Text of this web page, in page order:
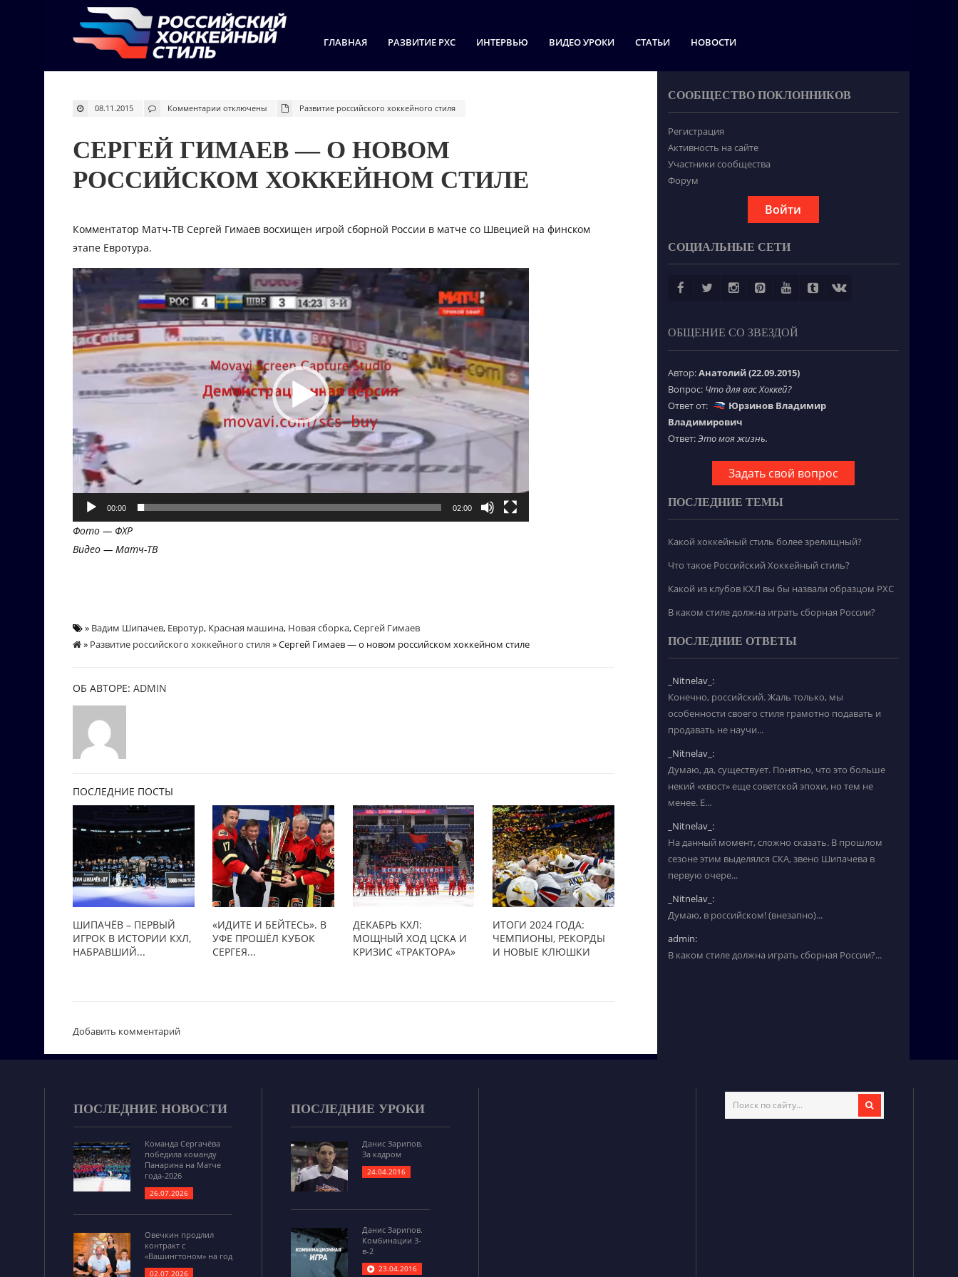
ГЛАВНАЯ РАЗВИТИЕ РХС ИНТЕРВЬЮ ВИДЕО УРОКИ СТАТЬИ НОВОСТИ
08.11.2015 Комментарии к
о
новом
хоккейном
стиле
отключены Развитие российского хоккейного стиля
СЕРГЕЙ ГИМАЕВ — О НОВОМ
РОССИЙСКОМ ХОККЕЙНОМ СТИЛЕ
Комментатор Матч-ТВ Сергей Гимаев восхищен игрой сборной России в матче со Швецией на финском
этапе Евротура.
Видеоплеер
00:00 02:00
Фото — ФХР
Видео — Матч-ТВ
» Вадим Шипачев, Евротур, Красная машина, Новая сборка,Сергей Гимаев
» Развитие российского хоккейного стиля » Сергей Гимаев — о новом российском хоккейном стиле
ОБ АВТОРЕ: ADMIN
ПОСЛЕДНИЕ ПОСТЫ
ШИПАЧЁВ – ПЕРВЫЙ
ИГРОК В ИСТОРИИ КХЛ,
НАБРАВШИЙ...
«ИДИТЕ И БЕЙТЕСЬ». В
УФЕ ПРОШЁЛ КУБОК
СЕРГЕЯ...
ДЕКАБРЬ КХЛ:
МОЩНЫЙ ХОД ЦСКА И
КРИЗИС «ТРАКТОРА»
ИТОГИ 2024 ГОДА:
ЧЕМПИОНЫ, РЕКОРДЫ
И НОВЫЕ КЛЮШКИ
Добавить комментарий
СООБЩЕСТВО ПОКЛОННИКОВ
Регистрация
Активность на сайте
Участники сообщества
Форум
Войти
СОЦИАЛЬНЫЕ СЕТИ
ОБЩЕНИЕ СО ЗВЕЗДОЙ
Автор:Анатолий (22.09.2015)
Вопрос: Что для вас Хоккей?
Ответ от:
Юрзинов Владимир
Владимирович
Ответ:Это моя жизнь.
Задать свой вопрос
ПОСЛЕДНИЕ ТЕМЫ
Какой хоккейный стиль более зрелищный?
Что такое Российский Хоккейный стиль?
Какой из клубов КХЛ вы бы назвали образцом РХС
В каком стиле должна играть сборная России?
ПОСЛЕДНИЕ ОТВЕТЫ
_Nitnelav_:
Конечно, российский. Жаль только, мы
особенности своего стиля грамотно подавать и
продавать не научи...
_Nitnelav_:
Думаю, да, существует. Понятно, что это больше
некий «хвост» еще советской эпохи, но тем не
менее. Е...
_Nitnelav_:
На данный момент, сложно сказать. В прошлом
сезоне этим выделялся СКА, звено Шипачева в
первую очере...
_Nitnelav_:
Думаю, в российском! (внезапно)...
admin:
В каком стиле должна играть сборная России?...
ПОСЛЕДНИЕ НОВОСТИ
Команда Сергачёва
победила команду
Панарина на Матче
года-2026
26.07.2026
Овечкин продлил
контракт с
«Вашингтоном» на год
02.07.2026
ПОСЛЕДНИЕ УРОКИ
Данис Зарипов.
За кадром
24.04.2016
Данис Зарипов.
Комбинации 3-
в-2
23.04.2016